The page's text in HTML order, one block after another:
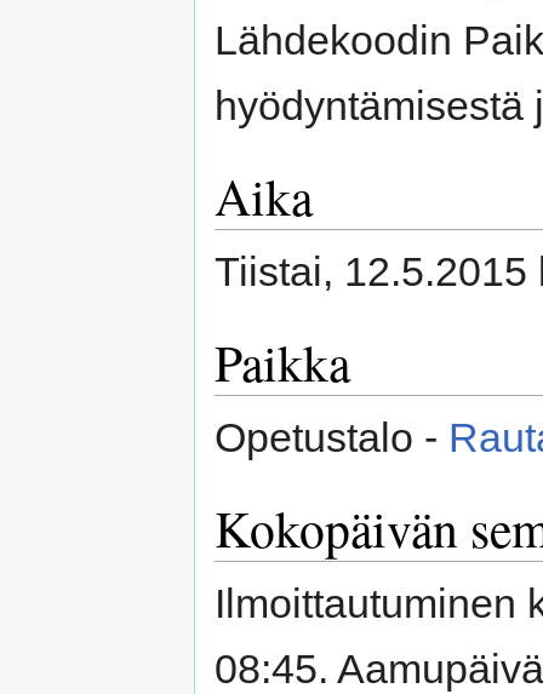
Lähdekoodin
hyödyntämisestä
Aika
Tiistai, 12.5.2015
Paikka
Opetustalo -
Kokopäivän
Ilmoittautuminen
08:45.